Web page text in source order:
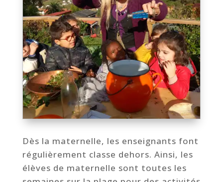
Dès la maternelle, les enseignants font
régulièrement classe dehors. Ainsi, les
élèves de maternelle sont toutes les